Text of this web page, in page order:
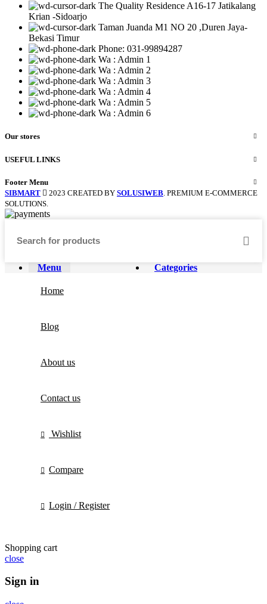
The Quality Residence A16-17 Jatikalang
Krian -Sidoarjo
Taman Juanda M1 NO 20 ,Duren Jaya-
Bekasi Timur
Phone: 031-99894287
Wa : Admin 1
Wa : Admin 2
Wa : Admin 3
Wa : Admin 4
Wa : Admin 5
Wa : Admin 6
Our stores
USEFUL LINKS
Footer Menu
SIBMART
2023 CREATED BY SOLUSIWEB . PREMIUM E-COMMERCE
SOLUTIONS.
Menu Categories
Home
Blog
About us
Contact us
Wishlist
Compare
Login / Register
Shopping cart
close
Sign in